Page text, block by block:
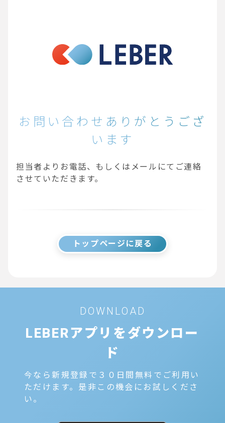
お問い合わせありがとうござ
います
担当者よりお電話、もしくはメールにてご連絡
させていただきます。
トップページに戻る
DOWNLOAD
LEBERアプリをダウンロー
ド
今なら新規登録で３０日間無料でご利用い
ただけます。是非この機会にお試しくださ
い。